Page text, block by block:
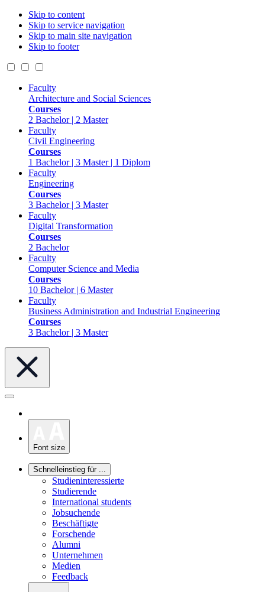
Skip to content
Skip to service navigation
Skip to main site navigation
Skip to footer
Faculty
Architecture and Social Sciences
Courses
2 Bachelor | 2 Master
Faculty
Civil Engineering
Courses
1 Bachelor | 3 Master | 1 Diplom
Faculty
Engineering
Courses
3 Bachelor | 3 Master
Faculty
Digital Transformation
Courses
2 Bachelor
Faculty
Computer Science and Media
Courses
10 Bachelor | 6 Master
Faculty
Business Administration and Industrial Engineering
Courses
3 Bachelor | 3 Master
Font size
Schnelleinstieg für ...
Studieninteressierte
Studierende
International students
Jobsuchende
Beschäftigte
Forschende
Alumni
Unternehmen
Medien
Feedback